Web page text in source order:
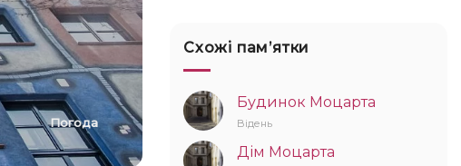
Погода
Схожі памʼятки
Будинок Моцарта
Відень
Дім Моцарта